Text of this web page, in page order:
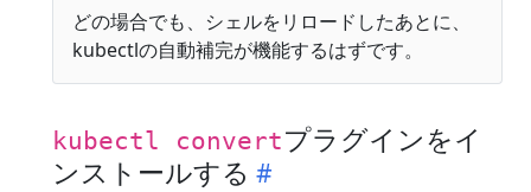
どの場合でも、シェルをリロードしたあとに、
kubectlの自動補完が機能するはずです。
kubectl convertプラグインをイ
ンストールする